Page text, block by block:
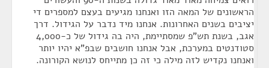
הראשונים של המאה הזו ואנחנו מגיעים בעצם למספרים די
יציבים בשנים האחרונות. אנחנו מיד נדבר על הגידול. דרך
אגב, בשנת תש"פ שמסתיימת, היה בה גידול של כ-4,000
סטודנטים במערכת, אבל אנחנו חושבים שבפ"א יהיו יותר
ואנחנו נקדיש לזה מילה כי זה כן מתייחס לנושא הקורונה.